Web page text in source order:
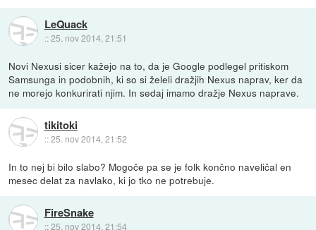
LeQuack
::25. nov 2014, 21:51
Novi Nexusi sicer kažejo na to, da je Google podlegel pritiskom
Samsunga in podobnih, ki so si želeli dražjih Nexus naprav, ker da
ne morejo konkurirati njim. In sedaj imamo dražje Nexus naprave.
tikitoki
::25. nov 2014, 21:52
In to nej bi bilo slabo? Mogoče pa se je folk končno naveličal en
mesec delat za navlako, ki jo tko ne potrebuje.
FireSnake
::25. nov 2014, 21:54